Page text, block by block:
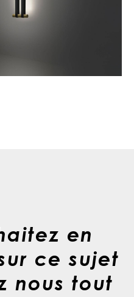
en
ce sujet
nous tout